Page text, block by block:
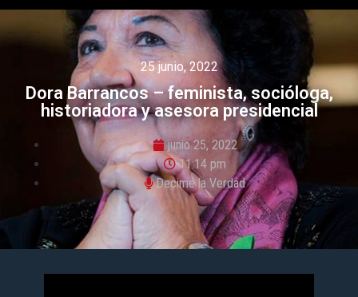
25 junio, 2022
Dora Barrancos – feminista, socióloga,
historiadora y asesora presidencial
junio 25, 2022
11:14 pm
Decime la Verdad